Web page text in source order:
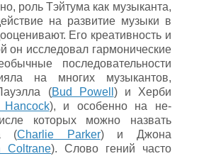
роль Тэйтума как музыканта,
на развитие музыки в
Его креативность и
он исследовал гармонические
последовательности
на многих музыкантов,
(Bud Powell ) и Херби
Hancock), и особенно на не-
которых можно назвать
(Charlie Parker) и Джона
Coltrane). Слово гений часто